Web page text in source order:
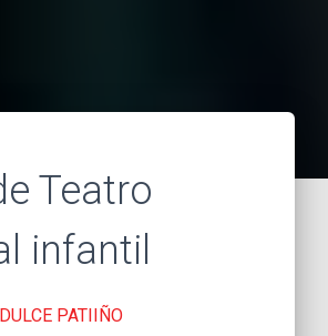
Teatro
infantil
DULCE PATIIÑO